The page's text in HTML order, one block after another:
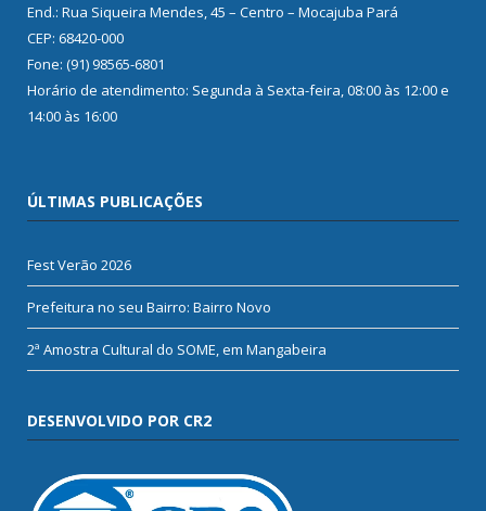
End.: Rua Siqueira Mendes, 45 – Centro – Mocajuba Pará
CEP: 68420-000
Fone: (91) 98565-6801
Horário de atendimento: Segunda à Sexta-feira, 08:00 às 12:00 e
14:00 às 16:00
ÚLTIMAS PUBLICAÇÕES
Fest Verão 2026
Prefeitura no seu Bairro: Bairro Novo
2ª Amostra Cultural do SOME, em Mangabeira
DESENVOLVIDO POR CR2